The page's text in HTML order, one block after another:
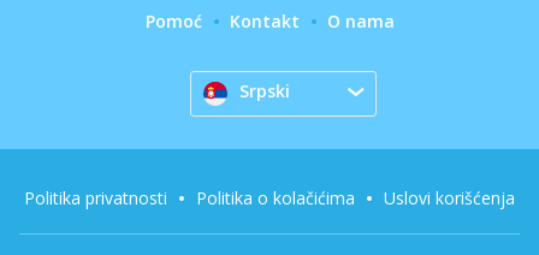
Pomoć Kontakt O nama
Srpski
Politika privatnosti Politika o kolačićima Uslovi korišćenja